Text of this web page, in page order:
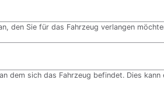
den Sie für das Fahrzeug verlangen
dem sich das Fahrzeug befindet. Dies